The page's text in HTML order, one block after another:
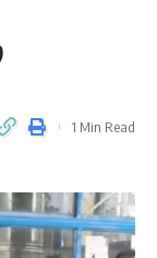
1 Min Read